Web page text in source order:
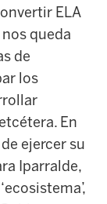
ELA
queda
de
los
En
ejercer su
Iparralde,